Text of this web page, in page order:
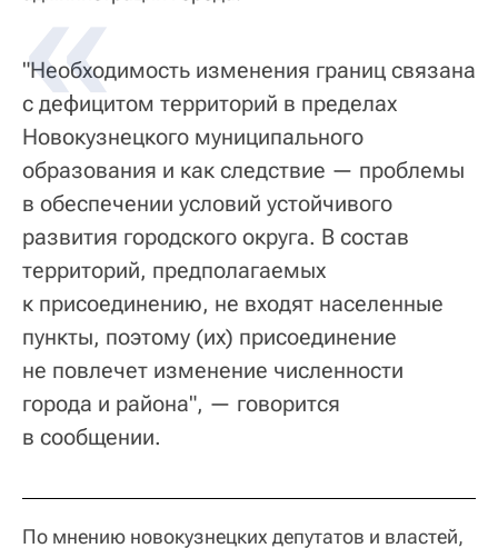
"Необходимость изменения границ связана
с дефицитом территорий в пределах
Новокузнецкого муниципального
образования и как следствие — проблемы
в обеспечении условий устойчивого
развития городского округа. В состав
территорий, предполагаемых
к присоединению, не входят населенные
пункты, поэтому (их) присоединение
не повлечет изменение численности
города и района", — говорится
в сообщении.
По мнению новокузнецких депутатов и властей,